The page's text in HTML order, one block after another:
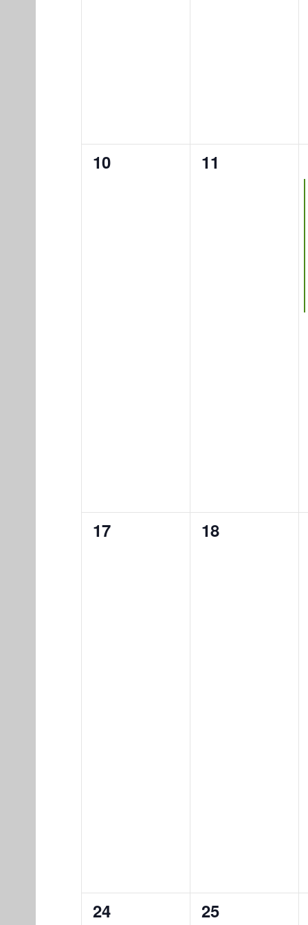
0
10
0
11
0
17
0
18
0
24
0
25